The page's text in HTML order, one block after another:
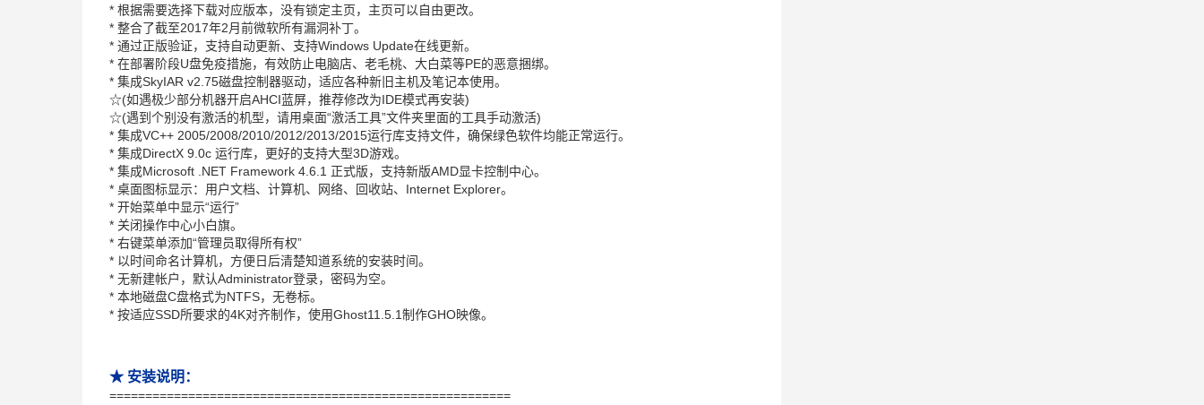
* 根据需要选择下载对应版本，没有锁定主页，主页可以自由更改。
* 整合了截至2017年2月前微软所有漏洞补丁。
* 通过正版验证，支持自动更新、支持Windows Update在线更新。
* 在部署阶段U盘免疫措施，有效防止电脑店、老毛桃、大白菜等PE的恶意捆绑。
* 集成SkyIAR v2.75磁盘控制器驱动，适应各种新旧主机及笔记本使用。
☆(如遇极少部分机器开启AHCI蓝屏，推荐修改为IDE模式再安装)
☆(遇到个别没有激活的机型，请用桌面“激活工具”文件夹里面的工具手动激活)
* 集成VC++ 2005/2008/2010/2012/2013/2015运行库支持文件，确保绿色软件均能正常运行。
* 集成DirectX 9.0c 运行库，更好的支持大型3D游戏。
* 集成Microsoft .NET Framework 4.6.1 正式版，支持新版AMD显卡控制中心。
* 桌面图标显示：用户文档、计算机、网络、回收站、Internet Explorer。
* 开始菜单中显示“运行”
* 关闭操作中心小白旗。
* 右键菜单添加“管理员取得所有权”
* 以时间命名计算机，方便日后清楚知道系统的安装时间。
* 无新建帐户，默认Administrator登录，密码为空。
* 本地磁盘C盘格式为NTFS，无卷标。
* 按适应SSD所要求的4K对齐制作，使用Ghost11.5.1制作GHO映像。
★ 安装说明：
========================================================